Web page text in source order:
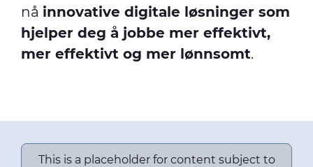
nå innovative digitale løsninger som
hjelper deg å jobbe mer effektivt,
mer effektivt og mer lønnsomt.
This is a placeholder for content subject to